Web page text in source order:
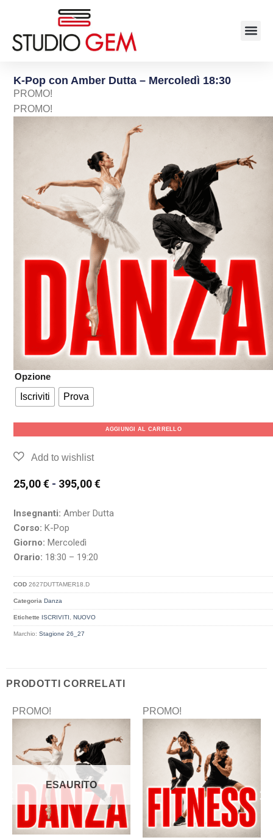
K-Pop con Amber Dutta – Mercoledì 18:30
PROMO!
PROMO!
Opzione
Iscriviti
Prova
AGGIUNGI AL CARRELLO
25,00€ - 395,00€
Insegnanti: Amber Dutta
Corso: K-Pop
Giorno: Mercoledì
Orario: 18:30 – 19:20
COD2627DUTTAMER18.D
Categoria Danza
Etichette ISCRIVITI , NUOVO
Marchio:Stagione 26_27
PRODOTTI CORRELATI
PROMO!
ESAURITO
PROMO!